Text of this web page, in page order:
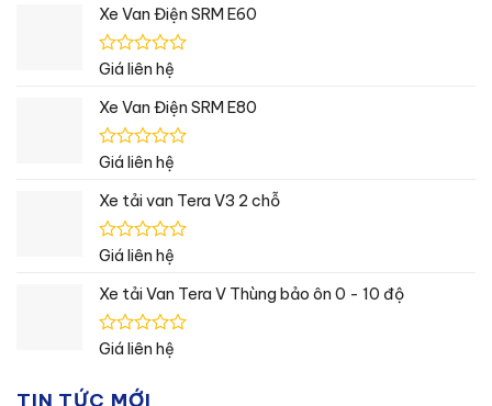
hạng
5
sao
Xe Van Điện SRM E60
Được
hạng
5
sao
Giá liên hệ
Xe Van Điện SRM E80
Được
hạng
5
sao
Giá liên hệ
Xe tải van Tera V3 2 chỗ
Được
hạng
5
sao
Giá liên hệ
Xe tải Van Tera V Thùng bảo ôn 0 - 10 độ
Được
0
Giá liên hệ
TIN TỨC MỚI